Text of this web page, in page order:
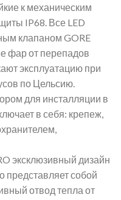
к механическим
IP68. Все LED
клапаном GORE
фар от перепадов
эксплуатацию при
по Цельсию.
для инсталляции в
в себя: крепеж,
эксклюзивный дизайн
представляет собой
отвод тепла от